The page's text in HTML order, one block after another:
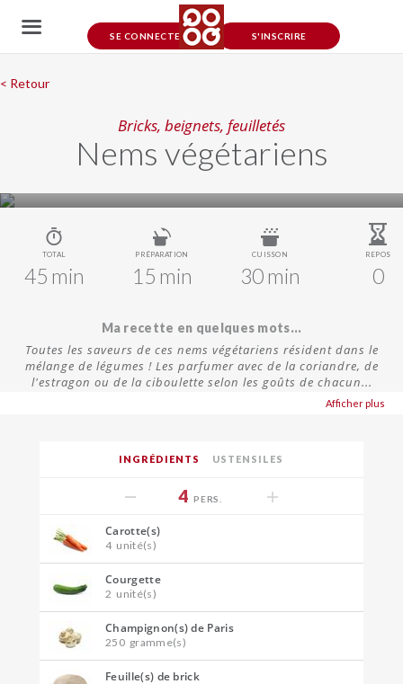
SE CONNECTER S'INSCRIRE
< Retour
Bricks, beignets, feuilletés
Nems végétariens
TOTAL
45 min
PRÉPARATION
15 min
CUISSON
30 min
REPOS
0
Ma recette en quelques mots...
Toutes les saveurs de ces nems végétariens résident dans le
mélange de légumes ! Les parfumer avec de la coriandre, de
l'estragon ou de la ciboulette selon les goûts de chacun...
Afficher plus
INGRÉDIENTS USTENSILES
4 PERS.
Carotte(s)
4 unité(s)
Courgette
2 unité(s)
Champignon(s) de Paris
250 gramme(s)
Feuille(s) de brick